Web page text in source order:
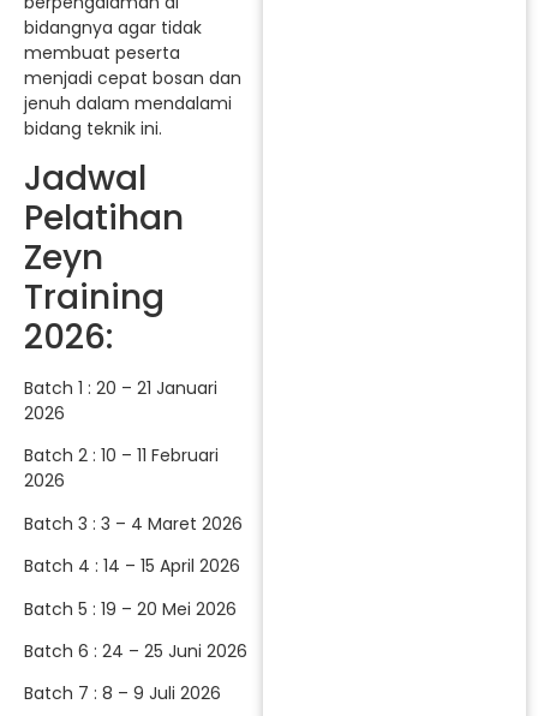
bidangnya agar tidak
membuat peserta
menjadi cepat bosan dan
jenuh dalam mendalami
bidang teknik ini.
Jadwal
Pelatihan
Zeyn
Training
2026:
Batch 1 : 20 – 21 Januari
2026
Batch 2 : 10 – 11 Februari
2026
Batch 3 : 3 – 4 Maret 2026
Batch 4 : 14 – 15 April 2026
Batch 5 : 19 – 20 Mei 2026
Batch 6 : 24 – 25 Juni 2026
Batch 7 : 8 – 9 Juli 2026